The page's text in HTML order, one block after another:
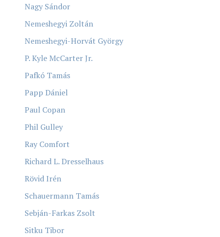
Nagy Sándor
Nemeshegyi Zoltán
Nemeshegyi-Horvát György
P. Kyle McCarter Jr.
Pafkó Tamás
Papp Dániel
Paul Copan
Phil Gulley
Ray Comfort
Richard L. Dresselhaus
Rövid Irén
Schauermann Tamás
Sebján-Farkas Zsolt
Sitku Tibor